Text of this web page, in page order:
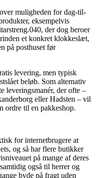
muligheden for dag-til-
eksempelvis
der dog beroer
et konkret klokkeslæt,
på posthuset før
levering, men typisk
beløb. Som alternativ
leveringsmanér, der ofte –
eller Hadsten – vil
ordre til en pakkeshop.
for internetbrugere at
og så har flere butikker
på mange af deres
også til herrer og
byde på fragt uden